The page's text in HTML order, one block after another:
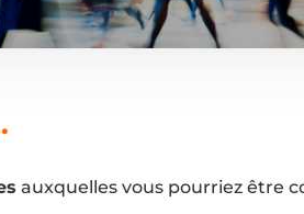
auxquelles vous pourriez être